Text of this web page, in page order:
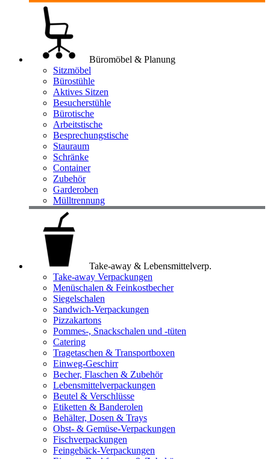
Büromöbel & Planung
Sitzmöbel
Bürostühle
Aktives Sitzen
Besucherstühle
Bürotische
Arbeitstische
Besprechungstische
Stauraum
Schränke
Container
Zubehör
Garderoben
Mülltrennung
Take-away & Lebensmittelverp.
Take-away Verpackungen
Menüschalen & Feinkostbecher
Siegelschalen
Sandwich-Verpackungen
Pizzakartons
Pommes-, Snackschalen und -tüten
Catering
Tragetaschen & Transportboxen
Einweg-Geschirr
Becher, Flaschen & Zubehör
Lebensmittelverpackungen
Beutel & Verschlüsse
Etiketten & Banderolen
Behälter, Dosen & Trays
Obst- & Gemüse-Verpackungen
Fischverpackungen
Feingebäck-Verpackungen